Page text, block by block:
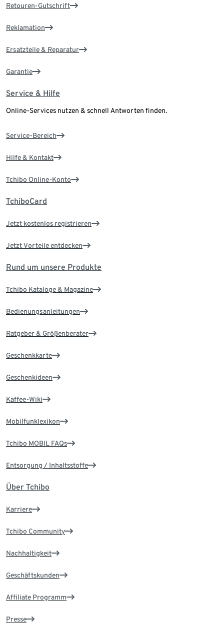
Retouren-Gutschrift
Reklamation
Ersatzteile & Reparatur
Garantie
Service & Hilfe
Online-Services nutzen & schnell Antworten finden.
Service-Bereich
Hilfe & Kontakt
Tchibo Online-Konto
TchiboCard
Jetzt kostenlos registrieren
Jetzt Vorteile entdecken
Rund um unsere Produkte
Tchibo Kataloge & Magazine
Bedienungsanleitungen
Ratgeber & Größenberater
Geschenkkarte
Geschenkideen
Kaffee-Wiki
Mobilfunklexikon
Tchibo MOBIL FAQs
Entsorgung / Inhaltsstoffe
Über Tchibo
Karriere
Tchibo Community
Nachhaltigkeit
Geschäftskunden
Affiliate Programm
Presse